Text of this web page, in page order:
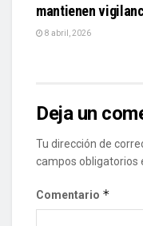
mantienen
8 abril, 2026
Deja un
Tu dirección de
campos obligatorios
Comentario *